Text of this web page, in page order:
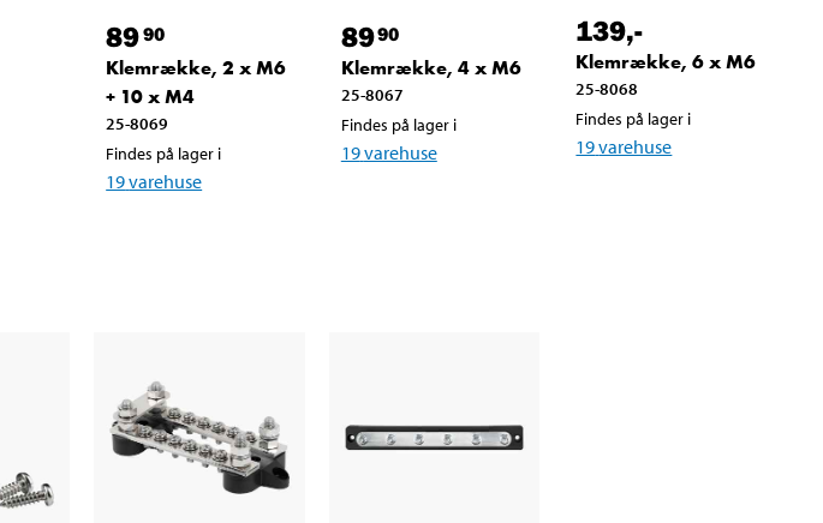
8990
Klemrække, 2 x M6
+ 10 x M4
25-8069
Findes på lager i
19varehuse
8990
Klemrække, 4 x M6
25-8067
Findes på lager i
19varehuse
139,-
Klemrække, 6 x M6
25-8068
Findes på lager i
19varehuse